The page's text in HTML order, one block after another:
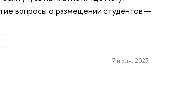
вопросы о размещении студентов —
7 июля, 2023 г.